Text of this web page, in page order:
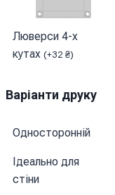
Люверси 4-х
кутах (+32 ₴)
Варіанти друку
Односторонній
Ідеально для
стіни